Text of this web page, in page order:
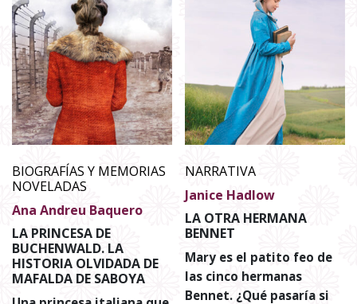
BIOGRAFÍAS Y MEMORIAS
NOVELADAS
Ana Andreu Baquero
LA PRINCESA DE
BUCHENWALD. LA
HISTORIA OLVIDADA DE
MAFALDA DE SABOYA
NARRATIVA
Janice Hadlow
LA OTRA HERMANA
BENNET
Mary es el patito feo de
las cinco hermanas
Bennet. ¿Qué pasaría si